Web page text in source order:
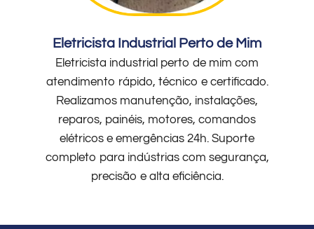
Eletricista Industrial Perto de Mim
Eletricista industrial perto de mim com
atendimento rápido, técnico e certificado.
Realizamos manutenção, instalações,
reparos, painéis, motores, comandos
elétricos e emergências 24h. Suporte
completo para indústrias com segurança,
precisão e alta eficiência.